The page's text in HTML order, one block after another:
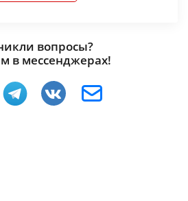
вопросы?
в мессенджерах!